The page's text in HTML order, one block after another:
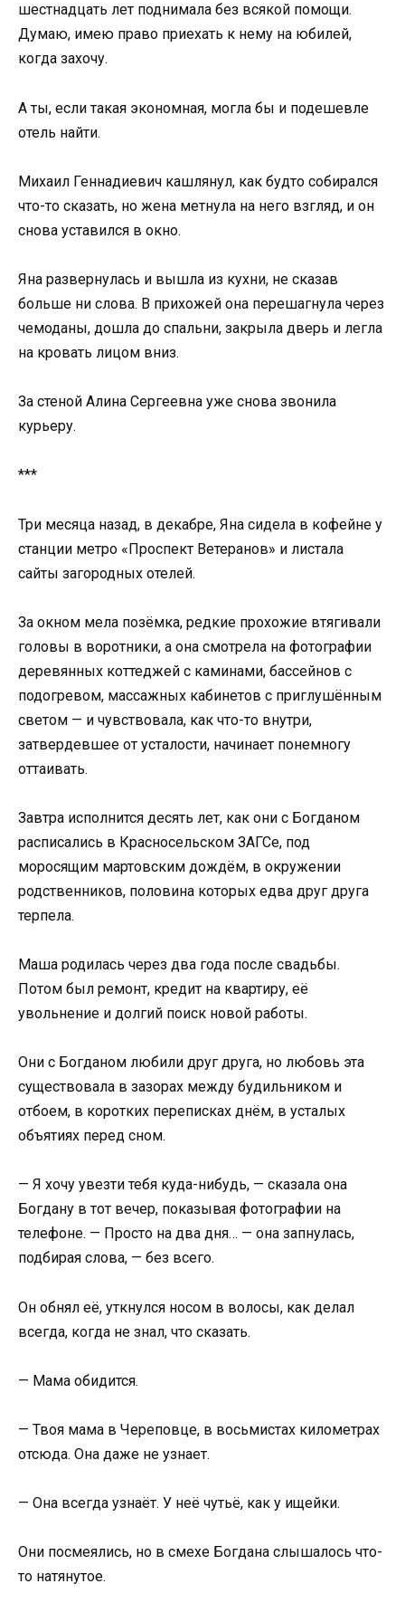
шестнадцать лет поднимала без всякой помощи.
Думаю, имею право приехать к нему на юбилей,
когда захочу.
А ты, если такая экономная, могла бы и подешевле
отель найти.
Михаил Геннадиевич кашлянул, как будто собирался
что-то сказать, но жена метнула на него взгляд, и он
снова уставился в окно.
Яна развернулась и вышла из кухни, не сказав
больше ни слова. В прихожей она перешагнула через
чемоданы, дошла до спальни, закрыла дверь и легла
на кровать лицом вниз.
За стеной Алина Сергеевна уже снова звонила
курьеру.
***
Три месяца назад, в декабре, Яна сидела в кофейне у
станции метро «Проспект Ветеранов» и листала
сайты загородных отелей.
За окном мела позёмка, редкие прохожие втягивали
головы в воротники, а она смотрела на фотографии
деревянных коттеджей с каминами, бассейнов с
подогревом, массажных кабинетов с приглушённым
светом — и чувствовала, как что-то внутри,
затвердевшее от усталости, начинает понемногу
оттаивать.
Завтра исполнится десять лет, как они с Богданом
расписались в Красносельском ЗАГСе, под
моросящим мартовским дождём, в окружении
родственников, половина которых едва друг друга
терпела.
Маша родилась через два года после свадьбы.
Потом был ремонт, кредит на квартиру, её
увольнение и долгий поиск новой работы.
Они с Богданом любили друг друга, но любовь эта
существовала в зазорах между будильником и
отбоем, в коротких переписках днём, в усталых
объятиях перед сном.
— Я хочу увезти тебя куда-нибудь, — сказала она
Богдану в тот вечер, показывая фотографии на
телефоне. — Просто на два дня… — она запнулась,
подбирая слова, — без всего.
Он обнял её, уткнулся носом в волосы, как делал
всегда, когда не знал, что сказать.
— Мама обидится.
— Твоя мама в Череповце, в восьмистах километрах
отсюда. Она даже не узнает.
— Она всегда узнаёт. У неё чутьё, как у ищейки.
Они посмеялись, но в смехе Богдана слышалось что-
то натянутое.